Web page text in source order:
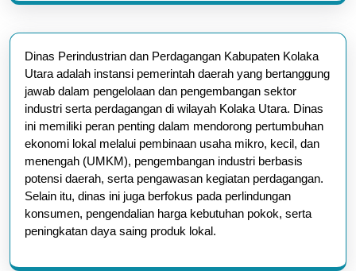
Dinas Perindustrian dan Perdagangan Kabupaten Kolaka
Utara adalah instansi pemerintah daerah yang bertanggung
jawab dalam pengelolaan dan pengembangan sektor
industri serta perdagangan di wilayah Kolaka Utara. Dinas
ini memiliki peran penting dalam mendorong pertumbuhan
ekonomi lokal melalui pembinaan usaha mikro, kecil, dan
menengah (UMKM), pengembangan industri berbasis
potensi daerah, serta pengawasan kegiatan perdagangan.
Selain itu, dinas ini juga berfokus pada perlindungan
konsumen, pengendalian harga kebutuhan pokok, serta
peningkatan daya saing produk lokal.